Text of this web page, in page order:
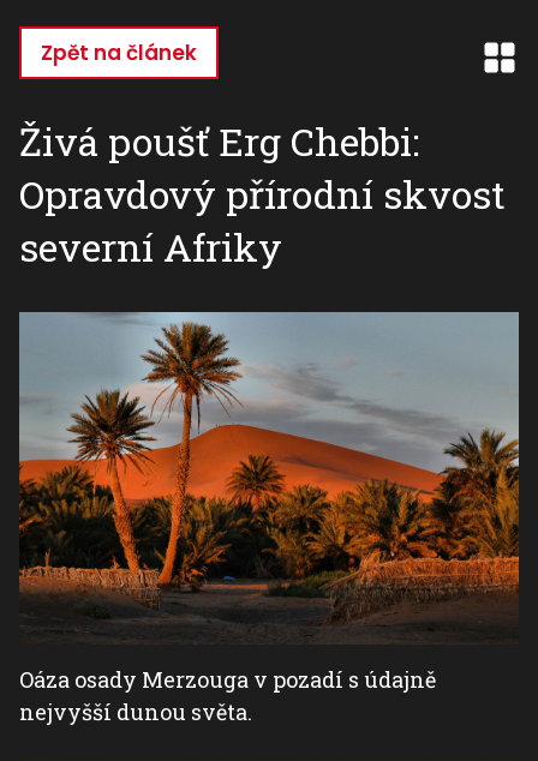
hlavnímu
Zpět na článek
Živá poušť Erg Chebbi:
Opravdový přírodní skvost
severní Afriky
Oáza osady Merzouga v pozadí s údajně
nejvyšší dunou světa.